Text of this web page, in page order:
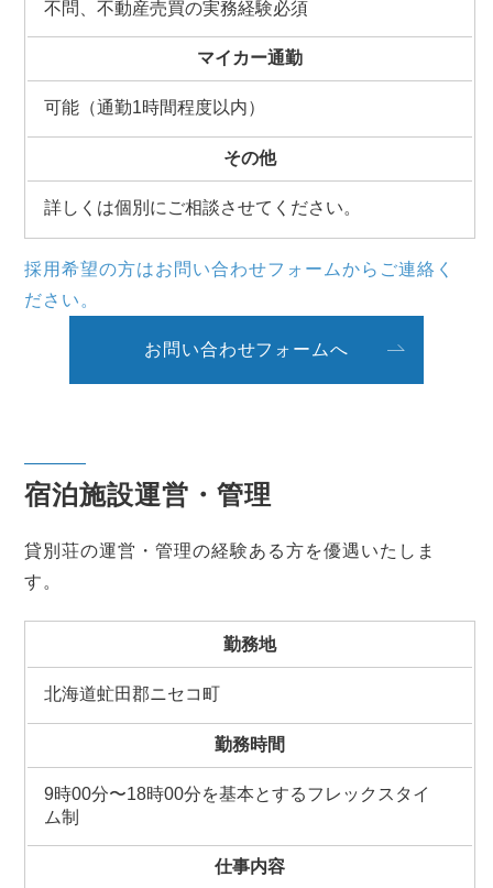
不問、不動産売買の実務経験必須
マイカー通勤
可能（通勤1時間程度以内）
その他
詳しくは個別にご相談させてください。
採用希望の方はお問い合わせフォームからご連絡く
ださい。
お問い合わせフォームへ
宿泊施設運営・管理
貸別荘の運営・管理の経験ある方を優遇いたしま
す。
勤務地
北海道虻田郡ニセコ町
勤務時間
9時00分〜18時00分を基本とするフレックスタイ
ム制
仕事内容